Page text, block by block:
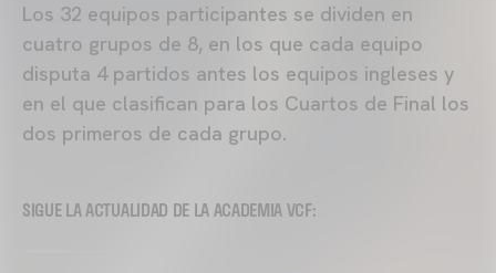
Los 32 equipos participantes se dividen en
cuatro grupos de 8, en los que cada equipo
disputa 4 partidos antes los equipos ingleses y
en el que clasifican para los Cuartos de Final los
dos primeros de cada grupo.
SIGUE LA ACTUALIDAD DE LA ACADEMIA VCF: